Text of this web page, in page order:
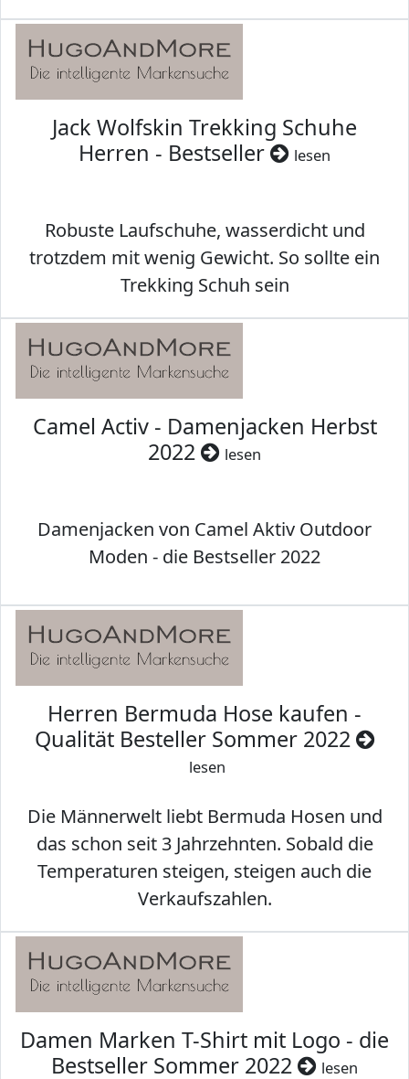
Jack Wolfskin Trekking Schuhe
Herren - Bestseller
lesen
Robuste Laufschuhe, wasserdicht und
trotzdem mit wenig Gewicht. So sollte ein
Trekking Schuh sein
Camel Activ - Damenjacken Herbst
2022
lesen
Damenjacken von Camel Aktiv Outdoor
Moden - die Bestseller 2022
Herren Bermuda Hose kaufen -
Qualität Besteller Sommer 2022
lesen
Die Männerwelt liebt Bermuda Hosen und
das schon seit 3 Jahrzehnten. Sobald die
Temperaturen steigen, steigen auch die
Verkaufszahlen.
Damen Marken T-Shirt mit Logo - die
Bestseller Sommer 2022
lesen